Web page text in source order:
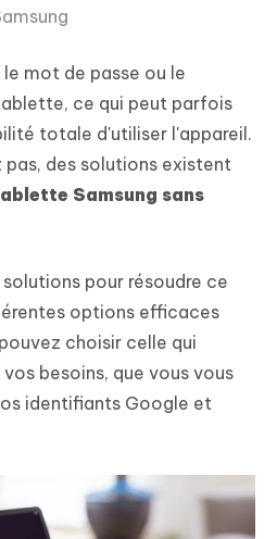
mot de passe ou le
ce qui peut parfois
totale d'utiliser l'appareil.
pas, des solutions existent
Samsung sans
pour résoudre ce
options efficaces
choisir celle qui
besoins, que vous vous
identifiants Google et